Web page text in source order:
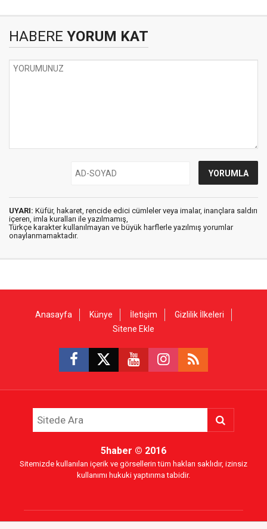
HABERE YORUM KAT
UYARI: Küfür, hakaret, rencide edici cümleler veya imalar, inançlara saldırı
içeren, imla kuralları ile yazılmamış,
Türkçe karakter kullanılmayan ve büyük harflerle yazılmış yorumlar
onaylanmamaktadır.
Anasayfa Künye İletişim
Gizlilik İlkeleri
Sitene Ekle
5haber © 2016
Sitemizde kullanılan içerik ve görsellerin tüm hakları saklıdır, izinsiz
kullanımı hukuki yaptırıma tabidir.